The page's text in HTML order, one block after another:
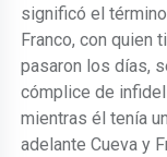
significó el
Franco, con quien
pasaron los días,
cómplice de
mientras él tenía
adelante Cueva y